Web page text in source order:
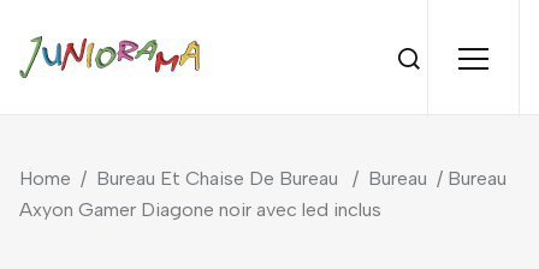
Home / Bureau Et Chaise De Bureau / Bureau / Bureau
Axyon Gamer Diagone noir avec led inclus